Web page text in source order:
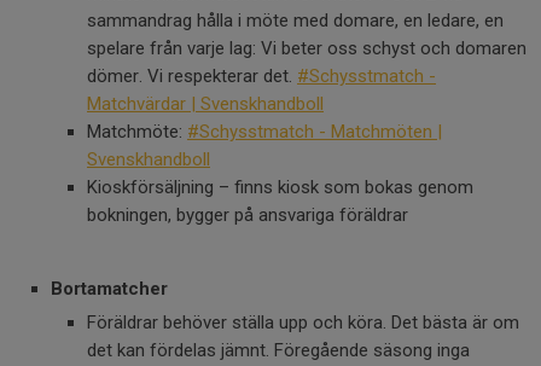
sammandrag hålla i möte med domare, en ledare, en
spelare från varje lag: Vi beter oss schyst och domaren
dömer. Vi respekterar det. #Schysstmatch -
Matchvärdar | Svenskhandboll
Matchmöte: #Schysstmatch - Matchmöten |
Svenskhandboll
Kioskförsäljning – finns kiosk som bokas genom
bokningen, bygger på ansvariga föräldrar
Bortamatcher
Föräldrar behöver ställa upp och köra. Det bästa är om
det kan fördelas jämnt. Föregående säsong inga